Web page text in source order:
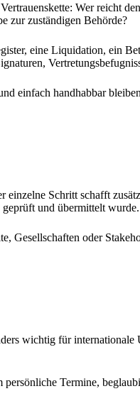
Wer reicht
zur zuständigen Behörde?
eine Liquidation, ein
einfach handhabbar
einzelne Schritt schafft
und übermittelt wurde.
Gesellschaften oder
wichtig für
Termine,